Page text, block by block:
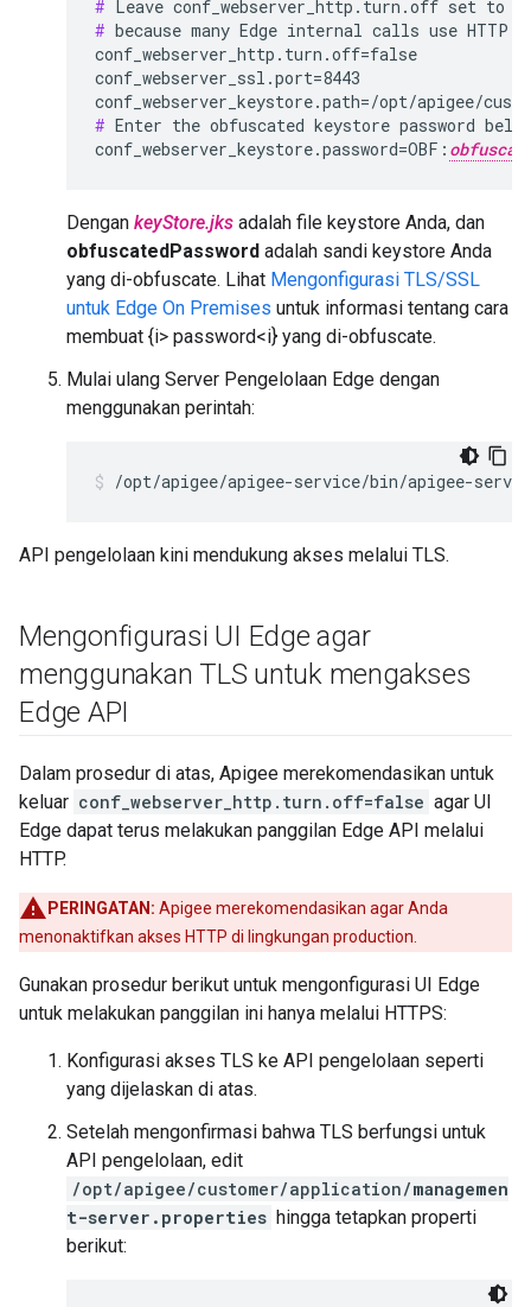
#
# because many Edge internal calls use HTTP.
conf_webserver_http.turn.off=false
conf_webserver_ssl.port=8443
conf_webserver_keystore.path=/opt/apigee/
# Enter the obfuscated keystore password
conf_webserver_keystore.password=OBF:
Dengan keyStore.jks adalah file keystore Anda, dan
obfuscatedPassword adalah sandi keystore Anda
yang di-obfuscate. Lihat Mengonfigurasi TLS/SSL
untuk Edge On Premises untuk informasi tentang cara
membuat {i> password<i} yang di-obfuscate.
Mulai ulang Server Pengelolaan Edge dengan
menggunakan perintah:
/opt/apigee/apigee-service/bin/apigee-
API pengelolaan kini mendukung akses melalui TLS.
Mengonfigurasi UI Edge agar
menggunakan TLS untuk mengakses
Edge API
Dalam prosedur di atas, Apigee merekomendasikan untuk
keluar conf_webserver_http.turn.off=false agar UI
Edge dapat terus melakukan panggilan Edge API melalui
HTTP.
PERINGATAN: Apigee merekomendasikan agar Anda
menonaktifkan akses HTTP di lingkungan production.
Gunakan prosedur berikut untuk mengonfigurasi UI Edge
untuk melakukan panggilan ini hanya melalui HTTPS:
Konfigurasi akses TLS ke API pengelolaan seperti
yang dijelaskan di atas.
Setelah mengonfirmasi bahwa TLS berfungsi untuk
API pengelolaan, edit
/opt/apigee/customer/application/managemen
t-server.properties hingga tetapkan properti
berikut: